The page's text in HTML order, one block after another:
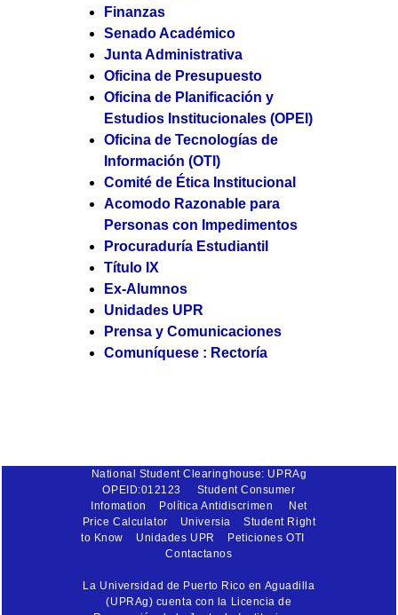
Finanzas
Senado Académico
Junta Administrativa
Oficina de Presupuesto
Oficina de Planificación y
Estudios Institucionales (OPEI)
Oficina de Tecnologías de
Información (OTI)
Comité de Ética Institucional
Acomodo Razonable para
Personas con Impedimentos
Procuraduría Estudiantil
Título IX
Ex-Alumnos
Unidades UPR
Prensa y Comunicaciones
Comuníquese : Rectoría
National Student Clearinghouse: UPRAg
OPEID:012123
Student Consumer
Infomation
Política Antidiscrimen
Net
Price Calculator
Universia
Student Right
to Know
Unidades UPR
Peticiones OTI
Contactanos
La Universidad de Puerto Rico en Aguadilla
(UPRAg) cuenta con la Licencia de